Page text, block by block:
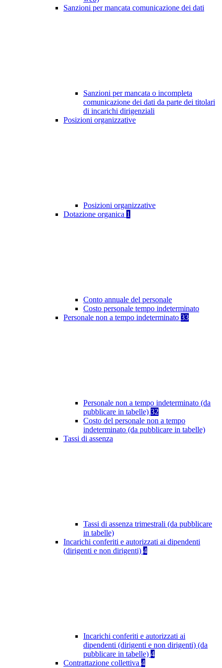
Sanzioni per mancata comunicazione dei dati
Sanzioni per mancata o incompleta
comunicazione dei dati da parte dei titolari
di incarichi dirigenziali
Posizioni organizzative
Posizioni organizzative
Dotazione organica 1
Conto annuale del personale
Costo personale tempo indeterminato
Personale non a tempo indeterminato 33
Personale non a tempo indeterminato (da
pubblicare in tabelle) 32
Costo del personale non a tempo
indeterminato (da pubblicare in tabelle)
Tassi di assenza
Tassi di assenza trimestrali (da pubblicare
in tabelle)
Incarichi conferiti e autorizzati ai dipendenti
(dirigenti e non dirigenti) 4
Incarichi conferiti e autorizzati ai
dipendenti (dirigenti e non dirigenti) (da
pubblicare in tabelle) 4
Contrattazione collettiva 4